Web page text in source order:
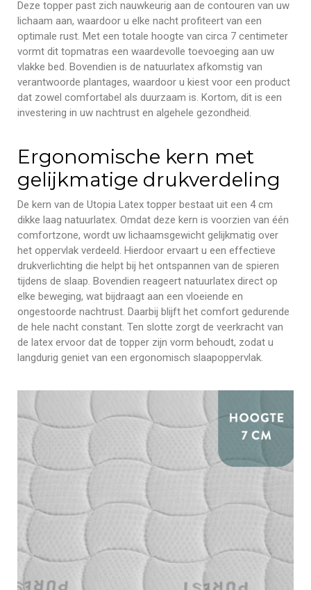
Deze topper past zich nauwkeurig aan de contouren van uw
lichaam aan, waardoor u elke nacht profiteert van een
optimale rust. Met een totale hoogte van circa 7 centimeter
vormt dit topmatras een waardevolle toevoeging aan uw
vlakke bed. Bovendien is de natuurlatex afkomstig van
verantwoorde plantages, waardoor u kiest voor een product
dat zowel comfortabel als duurzaam is. Kortom, dit is een
investering in uw nachtrust en algehele gezondheid.
Ergonomische kern met
gelijkmatige drukverdeling
De kern van de Utopia Latex topper bestaat uit een 4 cm
dikke laag natuurlatex. Omdat deze kern is voorzien van één
comfortzone, wordt uw lichaamsgewicht gelijkmatig over
het oppervlak verdeeld. Hierdoor ervaart u een effectieve
drukverlichting die helpt bij het ontspannen van de spieren
tijdens de slaap. Bovendien reageert natuurlatex direct op
elke beweging, wat bijdraagt aan een vloeiende en
ongestoorde nachtrust. Daarbij blijft het comfort gedurende
de hele nacht constant. Ten slotte zorgt de veerkracht van
de latex ervoor dat de topper zijn vorm behoudt, zodat u
langdurig geniet van een ergonomisch slaapoppervlak.